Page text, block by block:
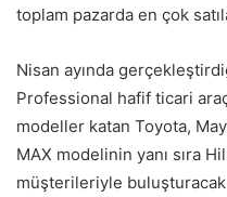
toplam pazarda en çok
Nisan ayında
Professional hafif ticari
modeller katan Toyota,
MAX modelinin yanı sıra
müşterileriyle